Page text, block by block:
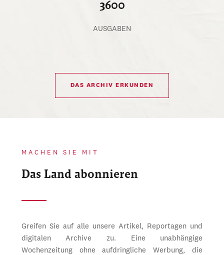
3600
AUSGABEN
DAS ARCHIV ERKUNDEN
MACHEN SIE MIT
Das Land abonnieren
Greifen Sie auf alle unsere Artikel, Reportagen und
digitalen Archive zu. Eine unabhängige
Wochenzeitung ohne aufdringliche Werbung, die